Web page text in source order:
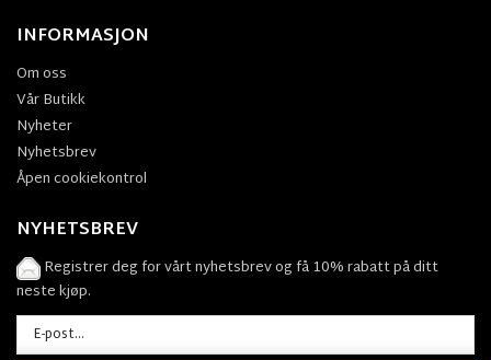
INFORMASJON
Om oss
Vår Butikk
Nyheter
Nyhetsbrev
Åpen cookiekontrol
NYHETSBREV
Registrer deg for vårt nyhetsbrev og få 10% rabatt på ditt
neste kjøp.